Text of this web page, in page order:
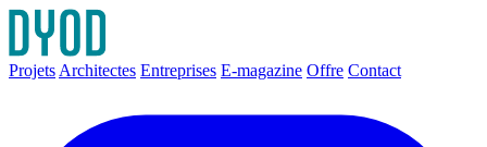
Projets Architectes Entreprises E-magazine Offre Contact